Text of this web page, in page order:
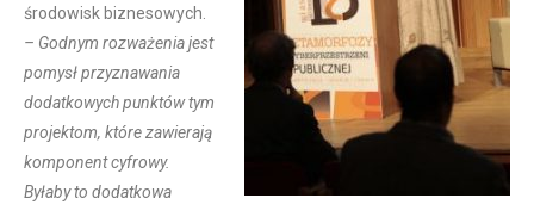
środowisk biznesowych.
– Godnym rozważenia jest
pomysł przyznawania
dodatkowych punktów tym
projektom, które zawierają
komponent cyfrowy.
Byłaby to dodatkowa